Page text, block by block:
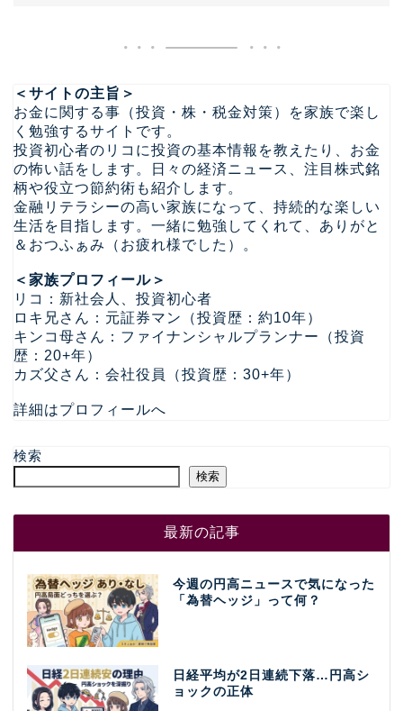
＜サイトの主旨＞
お金に関する事（投資・株・税金対策）を家族で楽し
く勉強するサイトです。
投資初心者のリコに投資の基本情報を教えたり、お金
の怖い話をします。日々の経済ニュース、注目株式銘
柄や役立つ節約術も紹介します。
金融リテラシーの高い家族になって、持続的な楽しい
生活を目指します。一緒に勉強してくれて、ありがと
＆おつふぁみ（お疲れ様でした）。
＜家族プロフィール＞
リコ：新社会人、投資初心者
ロキ兄さん：元証券マン（投資歴：約10年）
キンコ母さん：ファイナンシャルプランナー（投資
歴：20+年）
カズ父さん：会社役員（投資歴：30+年）
詳細はプロフィールへ
検索
検索
最新の記事
今週の円高ニュースで気になった
「為替ヘッジ」って何？
日経平均が2日連続下落…円高シ
ョックの正体